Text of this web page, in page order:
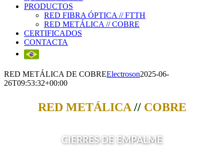
PRODUCTOS
RED FIBRA ÓPTICA // FTTH
RED METÁLICA // COBRE
CERTIFICADOS
CONTACTA
RED METÁLICA DE COBREElectroson2025-06-
26T09:53:32+00:00
RED METÁLICA //COBRE
CIERRES DE EMPALME